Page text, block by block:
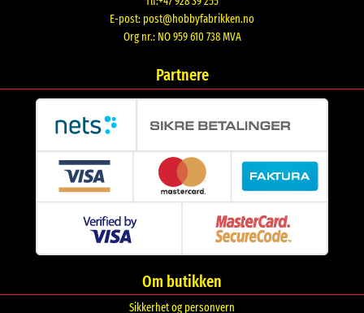
E-post: post@hobbyfabrikken.no
Org nr.: NO 959 610 738 MVA
Partnere
Om butikken
Sikkerhet og personvern